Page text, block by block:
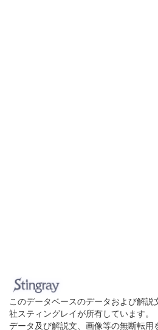
このデータベースのデータおよび解説
社スティングレイが所有しています。
データ及び解説文、画像等の無断転用